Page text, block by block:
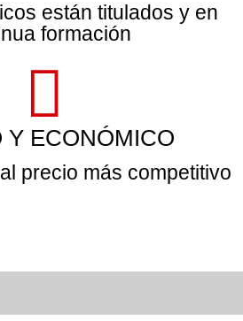
están titulados y en
formación
Y ECONÓMICO
precio más competitivo